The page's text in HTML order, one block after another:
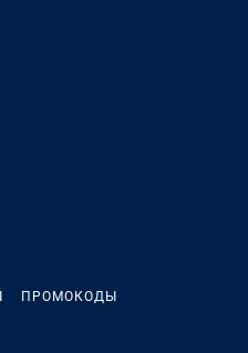
ПРОМОКОДЫ